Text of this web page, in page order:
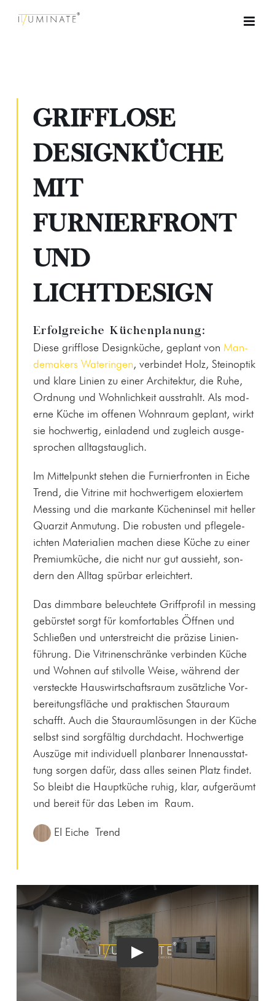
Inhalt
GRIFFLOSE
DESIGNKÜCHE
MIT
FURNIERFRONT
UND
LICHTDESIGN
Erfolgreiche Küchenplanung:
Diese grif­flose Designküche, geplant von Man­
de­mak­ers Waterin­gen, verbindet Holz, Steinop­tik
und klare Lin­ien zu ein­er Architek­tur, die Ruhe,
Ord­nung und Wohn­lichkeit ausstrahlt. Als mod­
erne Küche im offe­nen Wohn­raum geplant, wirkt
sie hochw­er­tig, ein­ladend und zugle­ich aus­ge­
sprochen alltagstauglich.
Im Mit­telpunkt ste­hen die Furnier­fron­ten in Eiche
Trend, die Vit­rine mit hochw­er­tigem elox­iertem
Mess­ing und die markante Küchenin­sel mit heller
Quarz­it Anmu­tung. Die robusten und pflegele­
icht­en Mate­ri­alien machen diese Küche zu ein­er
Pre­mi­umküche, die nicht nur gut aussieht, son­
dern den All­t­ag spür­bar erleichtert.
Das dimm­bare beleuchtete Griff­pro­fil in mess­ing
gebürstet sorgt für kom­fort­a­bles Öff­nen und
Schließen und unter­stre­icht die präzise Lin­ien­
führung. Die Vit­ri­nen­schränke verbinden Küche
und Wohnen auf stil­volle Weise, während der
ver­steck­te Hauswirtschaft­sraum zusät­zliche Vor­
bere­itungs­fläche und prak­tis­chen Stau­raum
schafft. Auch die Stau­raum­lö­sun­gen in der Küche
selb­st sind sorgfältig durch­dacht. Hochw­er­tige
Auszüge mit indi­vidu­ell plan­bar­er Innenausstat­
tung sor­gen dafür, dass alles seinen Platz find­et.
So bleibt die Haup­tküche ruhig, klar, aufgeräumt
und bere­it für das Leben im Raum.
EI Eiche Trend